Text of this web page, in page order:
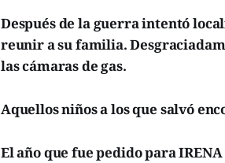
Después de la guerra intentó
reunir a su familia.
las cámaras de gas.
Aquellos niños a los que salvó
El año que fue pedido para